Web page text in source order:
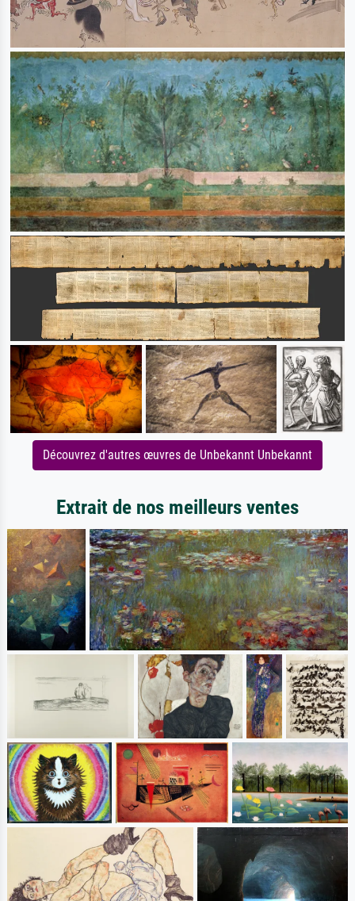
Découvrez d'autres œuvres de Unbekannt Unbekannt
Extrait de nos meilleurs ventes